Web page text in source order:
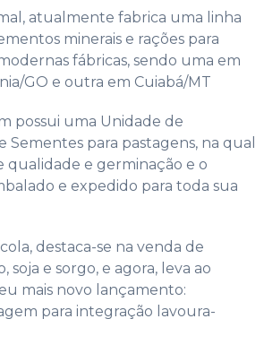
atualmente fabrica uma linha
minerais e rações para
fábricas, sendo uma em
GO e outra em Cuiabá/MT
possui uma Unidade de
Sementes para pastagens, na qual
qualidade e germinação e o
e expedido para toda sua
destaca-se na venda de
soja e sorgo, e agora, leva ao
mais novo lançamento:
para integração lavoura-